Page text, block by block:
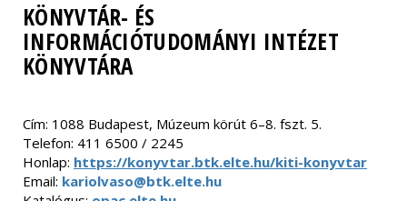
KÖNYVTÁR- ÉS
INFORMÁCIÓTUDOMÁNYI INTÉZET
KÖNYVTÁRA
Cím: 1088 Budapest, Múzeum körút 6–8. fszt. 5.
Telefon: 411 6500 / 2245
Honlap: https://konyvtar.btk.elte.hu/kiti-konyvtar
Email: kariolvaso@btk.elte.hu